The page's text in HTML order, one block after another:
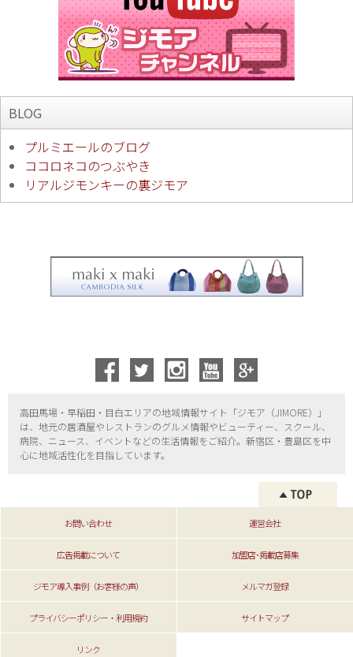
BLOG
プルミエールのブログ
ココロネコのつぶやき
リアルジモンキーの裏ジモア
高田馬場・早稲田・目白エリアの地域情報サイト「ジモア（JIMORE）」
は、地元の居酒屋やレストランのグルメ情報やビューティー、
スクール、
病院、ニュース、イベントなどの生活情報をご紹介。新宿区・ 豊島区を中
心に地域活性化を目指しています。
お問い合わせ 運営会社
広告掲載について 加盟店･掲載店募集
ジモア導入事例（お客様の声） メルマガ登録
プライバシーポリシー・利用規約 サイトマップ
リンク